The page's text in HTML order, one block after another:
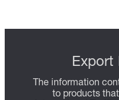
Export
The information
to products